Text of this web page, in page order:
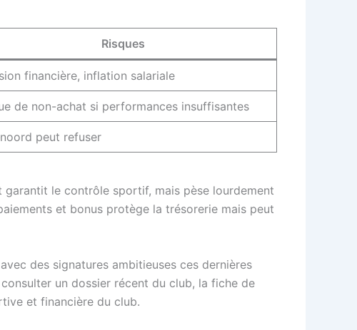
Risques
financière, inflation salariale
de non-achat si performances insuffisantes
peut refuser
garantit le contrôle sportif, mais pèse lourdement
et bonus protège la trésorerie mais peut
des signatures ambitieuses ces dernières
un dossier récent du club, la fiche de
et financière du club.